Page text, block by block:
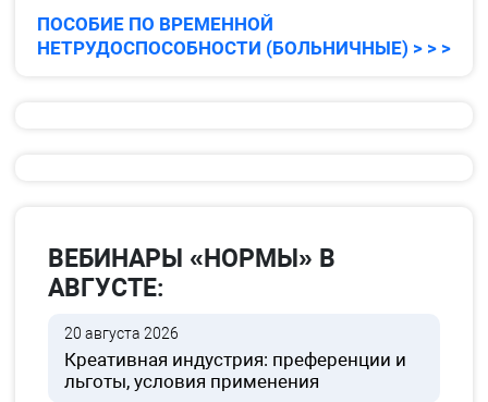
ПОСОБИЕ ПО ВРЕМЕННОЙ
НЕТРУДОСПОСОБНОСТИ (БОЛЬНИЧНЫЕ) > > >
ВЕБИНАРЫ «НОРМЫ» В
АВГУСТЕ:
20 августа 2026
Креативная индустрия: преференции и
льготы, условия применения